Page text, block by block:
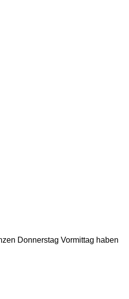
Donnerstag Vormittag haben